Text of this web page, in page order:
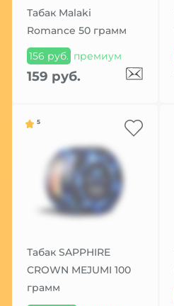
Табак Malaki
Romance 50 грамм
156 руб. премиум
159 руб.
5
Табак SAPPHIRE
CROWN MEJUMI 100
грамм